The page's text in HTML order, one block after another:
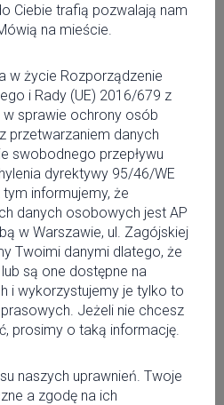
W
Krokwią powstał największy na
tytuł należał do
przekroczy ponad
jest jedną z atrakcji
Wszystko z lodu i
Ciebie trafią pozwalają nam
na mieście.
w życie Rozporządzenie
i Rady (UE) 2016/679 z
w sprawie ochrony osób
przetwarzaniem danych
swobodnego przepływu
dyrektywy 95/46/WE
tym informujemy, że
danych osobowych jest AP
w Warszawie, ul. Zagójskiej
Twoimi danymi dlatego, że
są one dostępne na
i wykorzystujemy je tylko to
Jeżeli nie chcesz
prosimy o taką informację.
naszych uprawnień. Twoje
a zgodę na ich